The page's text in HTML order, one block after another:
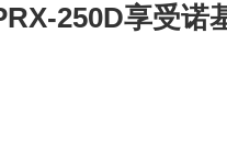
250D享受诺